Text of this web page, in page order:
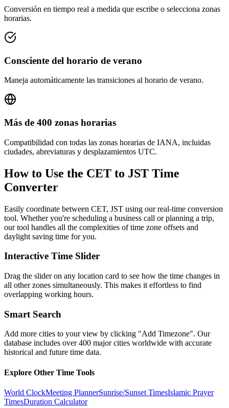
Conversión en tiempo real a medida que escribe o selecciona zonas
horarias.
Consciente del horario de verano
Maneja automáticamente las transiciones al horario de verano.
Más de 400 zonas horarias
Compatibilidad con todas las zonas horarias de IANA, incluidas
ciudades, abreviaturas y desplazamientos UTC.
How to Use the CET to JST Time
Converter
Easily coordinate between CET, JST using our real-time conversion
tool. Whether you're scheduling a business call or planning a trip,
our tool handles all the complexities of time zone offsets and
daylight saving time for you.
Interactive Time Slider
Drag the slider on any location card to see how the time changes in
all other zones simultaneously. This makes it effortless to find
overlapping working hours.
Smart Search
Add more cities to your view by clicking "Add Timezone". Our
database includes over 400 major cities worldwide with accurate
historical and future time data.
Explore Other Time Tools
World ClockMeeting PlannerSunrise/Sunset TimesIslamic Prayer
TimesDuration Calculator